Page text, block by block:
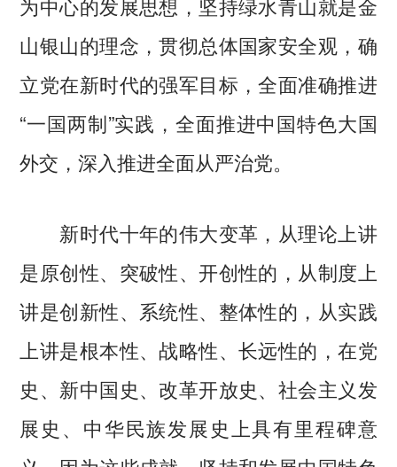
山银山的理念，贯彻总体国家安全观，确
立党在新时代的强军目标，全面准确推进
“一国两制”实践，全面推进中国特色大国
外交，深入推进全面从严治党。
新时代十年的伟大变革，从理论上讲
是原创性、突破性、开创性的，从制度上
讲是创新性、系统性、整体性的，从实践
上讲是根本性、战略性、长远性的，在党
史、新中国史、改革开放史、社会主义发
展史、中华民族发展史上具有里程碑意